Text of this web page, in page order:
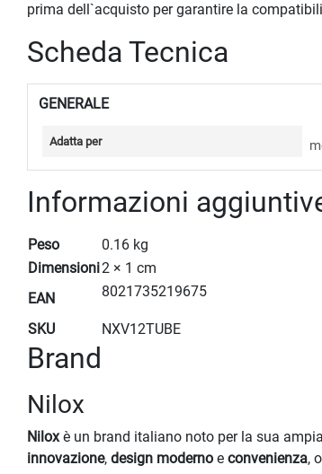
prima dell`acquisto per garantire la
Scheda Tecnica
GENERALE
Adatta per
Informazioni
Peso
0.16 kg
Dimensioni2 × 1 cm
EAN
8021735219675
SKU NXV12TUBE
Brand
Nilox
Niloxè un brand italiano noto per la sua
innovazione, design moderno e convenienza,